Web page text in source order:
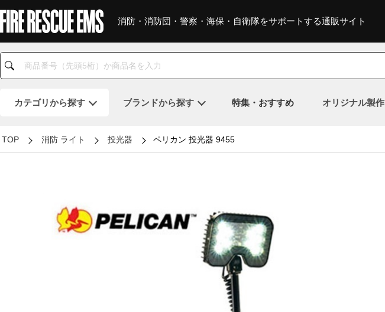
消防・消防団・警察・海保・自衛隊をサポートする通販サイト
カテゴリから探す ブランドから探す 特集・おすすめ オリジナル製作
TOP 消防 ライト 投光器 ペリカン 投光器 9455